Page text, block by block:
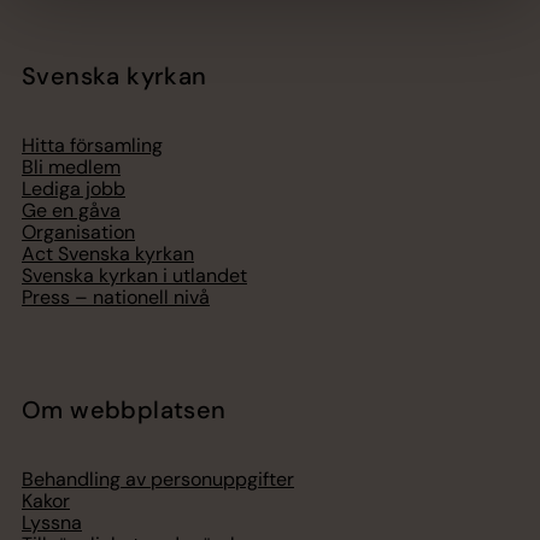
Svenska kyrkan
Hitta församling
Bli medlem
Lediga jobb
Ge en gåva
Organisation
Act Svenska kyrkan
Svenska kyrkan i utlandet
Press – nationell nivå
Om webbplatsen
Behandling av personuppgifter
Kakor
Lyssna